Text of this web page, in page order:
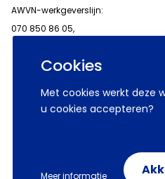
Cookies
Met cookies werkt deze
u cookies accepteren?
Meer informatie
AWVN-werkgeverslijn:
070 850 86 05,
© 2026 AWVN